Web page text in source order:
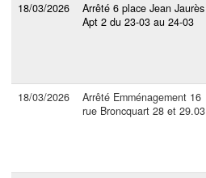
18/03/2026
Arrêté 6 place Jean Jaurès
Apt 2 du 23-03 au 24-03
18/03/2026
Arrêté Emménagement 16
rue Broncquart 28 et 29.03